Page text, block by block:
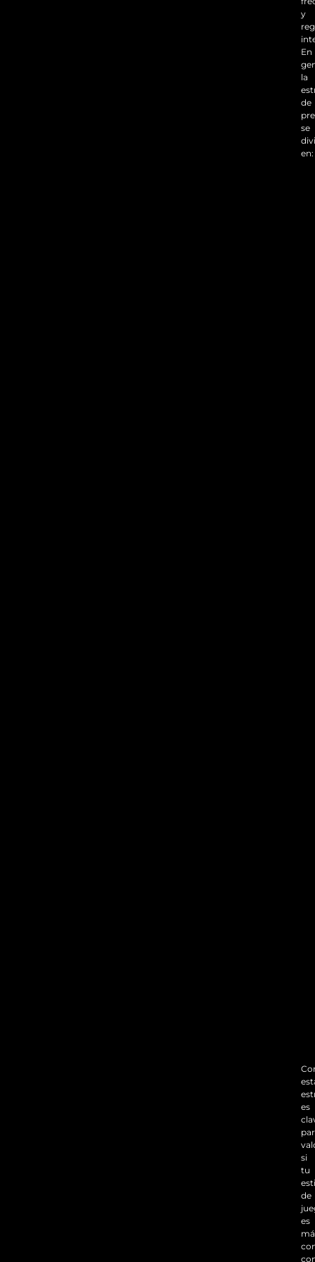
y
En
la
de
se
en:
es
si
tu
de
es